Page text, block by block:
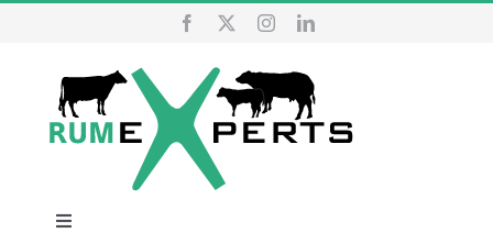
content